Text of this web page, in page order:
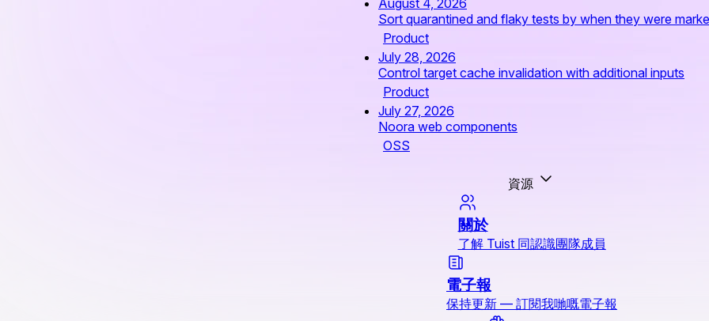
August 4, 2026
Sort quarantined and flaky tests by when they were
Product
July 28, 2026
Control target cache invalidation with additional inputs
Product
July 27, 2026
Noora web components
OSS
資源
關於
了解 Tuist 同認識團隊成員
電子報
保持更新 — 訂閱我哋嘅電子報